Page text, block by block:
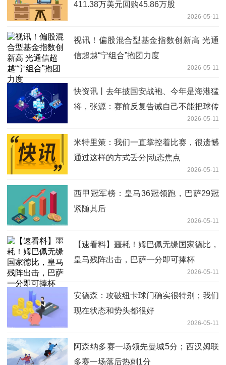
411.38万美元回购45.86万股
2026-05-11
视讯！偏股混合型基金指数创新高 光通
信超越“宁组合”抱团力度
2026-05-11
快资讯丨去年披国安战袍、今年是海港猛
将，张源：赛前反复告诫自己不能把球传
2026-05-11
米特里策：我们一直掌控着比赛，很遗憾
通过这样的方式丢分|动态焦点
2026-05-11
西甲冠军榜：皇马36冠领跑，巴萨29冠
紧随其后
2026-05-11
【速看料】噩耗！姆巴佩无缘国家德比，
皇马残阵出击，巴萨一分即可捧杯
2026-05-11
安德森：攻破纽卡球门确实很特别；我们
现在状态和势头都很好
2026-05-11
阿森纳多赛一场领先曼城5分；西汉姆联
多赛一场落后热刺1分